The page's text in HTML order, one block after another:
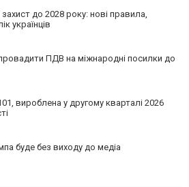
до 2028 року: нові правила,
українців
ПДВ на міжнародні посилки до
вироблена у другому кварталі 2026
буде без виходу до медіа